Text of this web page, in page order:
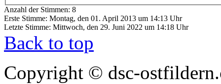
Anzahl der Stimmen: 8
Erste Stimme: Montag, den 01. April 2013 um 14:13 Uhr
Letzte Stimme: Mittwoch, den 29. Juni 2022 um 14:18 Uhr
Back to top
Copyright © dsc-